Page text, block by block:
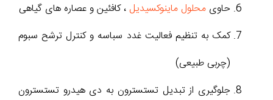
حاوی محلول ماینوکسیدیل، کافئین و عصاره های گیاهی
کمک به تنظیم فعالیت غدد سباسه و کنترل ترشح سبوم
(چربی طبیعی)
جلوگیری از تبدیل تستسترون به دی هیدرو تستسترون